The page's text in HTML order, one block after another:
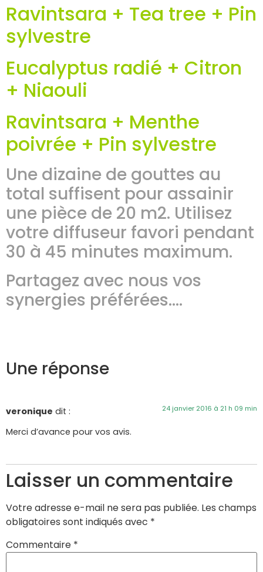
Ravintsara + Tea tree + Pin
sylvestre
Eucalyptus radié + Citron
+ Niaouli
Ravintsara + Menthe
poivrée + Pin sylvestre
Une dizaine de gouttes au
total suffisent pour assainir
une pièce de 20 m2. Utilisez
votre diffuseur favori pendant
30 à 45 minutes maximum.
Partagez avec nous vos
synergies préférées….
Une réponse
veronique dit : 24 janvier 2016 à 21 h 09 min
Merci d’avance pour vos avis.
Laisser un commentaire
Votre adresse e-mail ne sera pas publiée. Les champs
obligatoires sont indiqués avec *
Commentaire *